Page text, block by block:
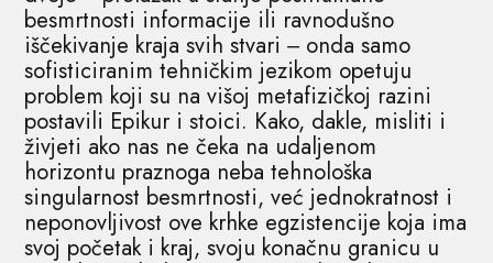
besmrtnosti informacije ili ravnodušno
iščekivanje kraja svih stvari ‒ onda samo
sofisticiranim tehničkim jezikom opetuju
problem koji su na višoj metafizičkoj razini
postavili Epikur i stoici. Kako, dakle, misliti i
živjeti ako nas ne čeka na udaljenom
horizontu praznoga neba tehnološka
singularnost besmrtnosti, već jednokratnost i
neponovljivost ove krhke egzistencije koja ima
svoj početak i kraj, svoju konačnu granicu u